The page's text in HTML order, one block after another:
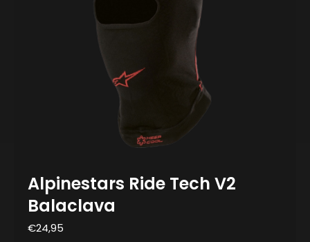
Alpinestars Ride Tech V2
Balaclava
€24,95